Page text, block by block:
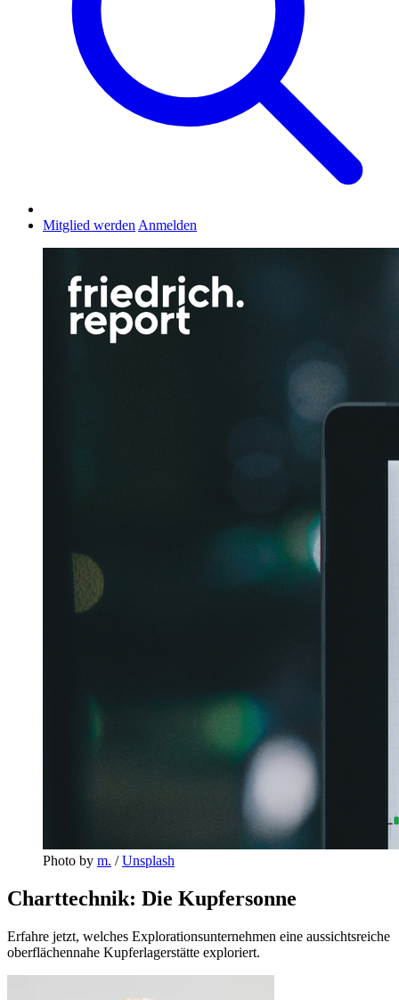
Mitglied werden Anmelden
Photo by m. / Unsplash
Charttechnik: Die Kupfersonne
Erfahre jetzt, welches Explorationsunternehmen eine aussichtsreiche
oberflächennahe Kupferlagerstätte exploriert.